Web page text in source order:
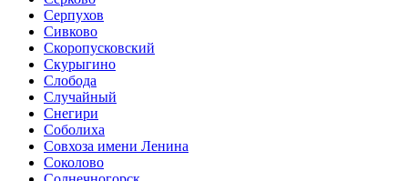
Серпухов
Сивково
Скоропусковский
Скурыгино
Слобода
Случайный
Снегири
Соболиха
Совхоза имени Ленина
Соколово